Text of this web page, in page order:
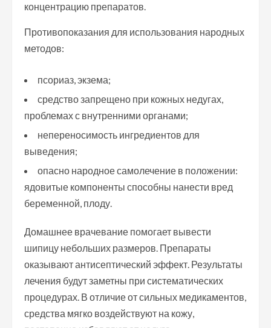
концентрацию препаратов.
Противопоказания для использования народных
методов:
псориаз, экзема;
средство запрещено при кожных недугах,
проблемах с внутренними органами;
непереносимость ингредиентов для
выведения;
опасно народное самолечение в положении:
ядовитые компоненты способны нанести вред
беременной, плоду.
Домашнее врачевание помогает вывести
шипицу небольших размеров. Препараты
оказывают антисептический эффект. Результаты
лечения будут заметны при систематических
процедурах. В отличие от сильных медикаментов,
средства мягко воздействуют на кожу,